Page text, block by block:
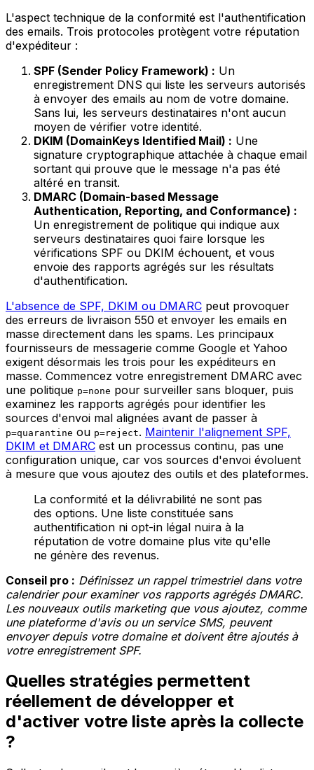
L'aspect technique de la conformité est l'authentification
des emails. Trois protocoles protègent votre réputation
d'expéditeur :
SPF (Sender Policy Framework) : Un
enregistrement DNS qui liste les serveurs autorisés
à envoyer des emails au nom de votre domaine.
Sans lui, les serveurs destinataires n'ont aucun
moyen de vérifier votre identité.
DKIM (DomainKeys Identified Mail) : Une
signature cryptographique attachée à chaque email
sortant qui prouve que le message n'a pas été
altéré en transit.
DMARC (Domain-based Message
Authentication, Reporting, and Conformance) :
Un enregistrement de politique qui indique aux
serveurs destinataires quoi faire lorsque les
vérifications SPF ou DKIM échouent, et vous
envoie des rapports agrégés sur les résultats
d'authentification.
L'absence de SPF, DKIM ou DMARC peut provoquer
des erreurs de livraison 550 et envoyer les emails en
masse directement dans les spams. Les principaux
fournisseurs de messagerie comme Google et Yahoo
exigent désormais les trois pour les expéditeurs en
masse. Commencez votre enregistrement DMARC avec
une politique p=none pour surveiller sans bloquer, puis
examinez les rapports agrégés pour identifier les
sources d'envoi mal alignées avant de passer à
p=quarantine ou p=reject. Maintenir l'alignement SPF,
DKIM et DMARC est un processus continu, pas une
configuration unique, car vos sources d'envoi évoluent
à mesure que vous ajoutez des outils et des plateformes.
La conformité et la délivrabilité ne sont pas
des options. Une liste constituée sans
authentification ni opt-in légal nuira à la
réputation de votre domaine plus vite qu'elle
ne génère des revenus.
Conseil pro : Définissez un rappel trimestriel dans votre
calendrier pour examiner vos rapports agrégés DMARC.
Les nouveaux outils marketing que vous ajoutez, comme
une plateforme d'avis ou un service SMS, peuvent
envoyer depuis votre domaine et doivent être ajoutés à
votre enregistrement SPF.
Quelles stratégies permettent
réellement de développer et
d'activer votre liste après la collecte
?